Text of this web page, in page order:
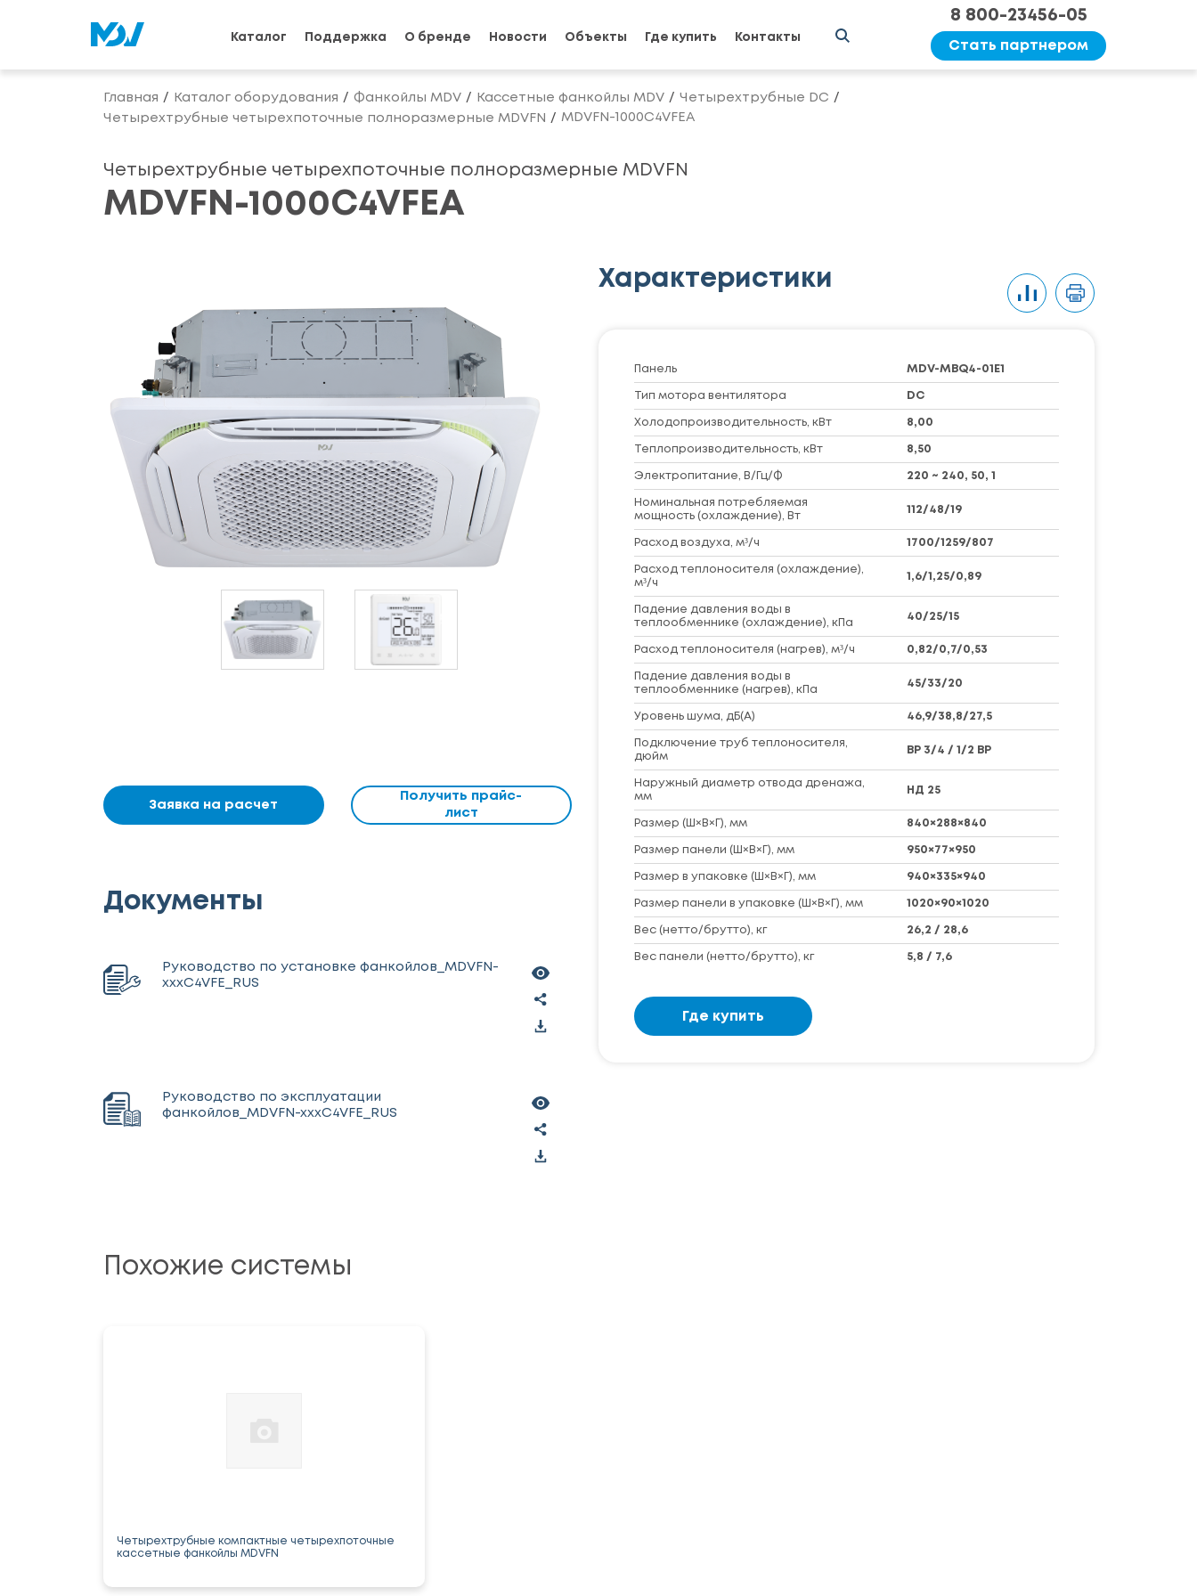
Каталог Поддержка О бренде Новости Объекты Где купить Контакты
8 800-23456-05
Стать партнером
Главная Каталог оборудования Фанкойлы MDV Кассетные фанкойлы MDV
Четырехтрубные DC
Четырехтрубные четырехпоточные полноразмерные MDVFN
MDVFN-1000C4VFEA
Четырехтрубные четырехпоточные полноразмерные MDVFN
MDVFN-1000C4VFEA
Заявка на расчет
Получить прайс-
лист
Характеристики
Панель MDV-MBQ4-01E1
Тип мотора вентилятора DC
Холодопроизводительность, кВт 8,00
Теплопроизводительность, кВт 8,50
Электропитание, В/Гц/Ф 220 ~ 240, 50, 1
Номинальная потребляемая
мощность (охлаждение), Вт
112/48/19
Расход воздуха, м³/ч 1700/1259/807
Расход теплоносителя (охлаждение),
м³/ч
1,6/1,25/0,89
Падение давления воды в
теплообменнике (охлаждение), кПа
40/25/15
Расход теплоносителя (нагрев), м³/ч 0,82/0,7/0,53
Падение давления воды в
теплообменнике (нагрев), кПа
45/33/20
Уровень шума, дБ(A) 46,9/38,8/27,5
Подключение труб теплоносителя,
дюйм
ВР 3/4 / 1/2 BP
Наружный диаметр отвода дренажа,
мм
НД 25
Размер (Ш×В×Г), мм 840×288×840
Размер панели (Ш×В×Г), мм 950×77×950
Размер в упаковке (Ш×В×Г), мм 940×335×940
Размер панели в упаковке (Ш×В×Г), мм 1020×90×1020
Вес (нетто/брутто), кг 26,2 / 28,6
Вес панели (нетто/брутто), кг 5,8 / 7,6
Где купить
Документы
Руководство по установке фанкойлов_MDVFN-
xxxC4VFE_RUS
Руководство по эксплуатации
фанкойлов_MDVFN-xxxC4VFE_RUS
Похожие системы
Четырехтрубные компактные четырехпоточные
кассетные фанкойлы MDVFN